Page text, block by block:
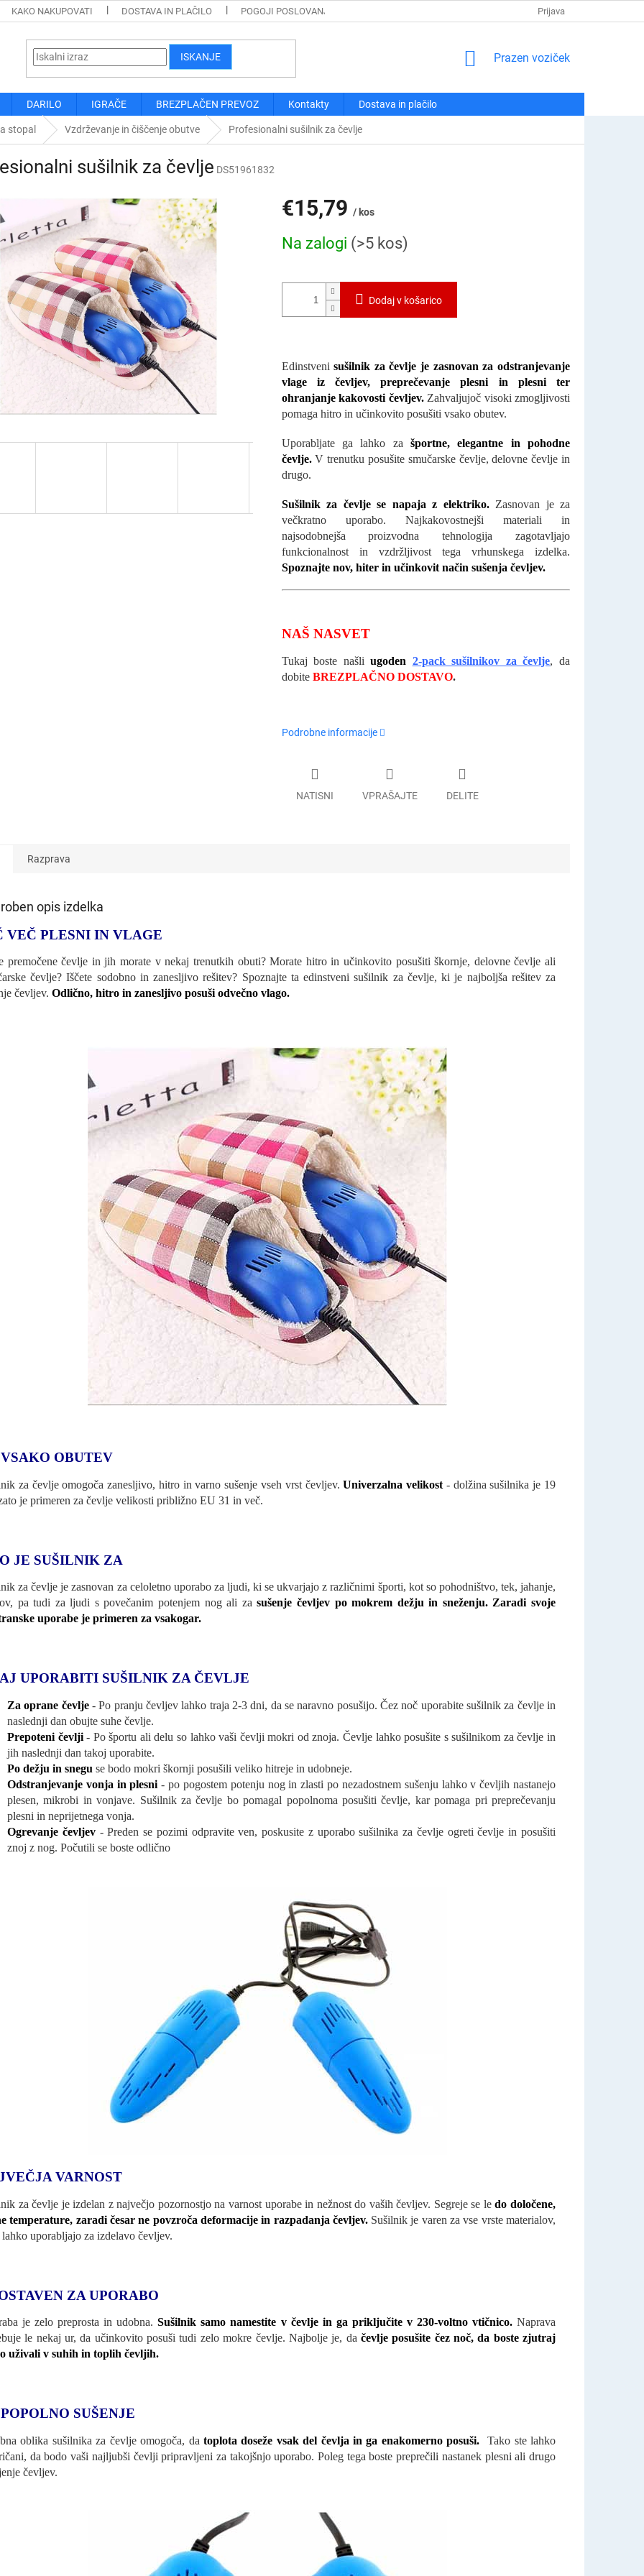
KAKO NAKUPOVATI DOSTAVA IN PLAČILO POGOJI POSLOVANJA REKLAMACIJE IN VRAČILA
Prijava
ISKANJE
NAKUPOVALNI
Prazen voziček
DARILO IGRAČE BREZPLAČEN PREVOZ Kontakty Dostava in plačilo
stopal Vzdrževanje in čiščenje obutve Profesionalni sušilnik za čevlje
sušilnik za čevlje DS51961832
€15,79 / kos
mere:
Na zalogi (>5 kos)
Dodaj v košarico
Edinstvenisušilnik za čevlje je zasnovan za odstranjevanje
vlage iz čevljev, preprečevanje plesni in plesni ter
ohranjanje kakovosti čevljev.Zahvaljujoč visoki zmogljivosti
pomaga hitro in učinkovito posušiti vsako obutev.
Uporabljate ga lahko za športne, elegantne in pohodne
čevlje. V trenutku posušite smučarske čevlje, delovne čevlje in
drugo.
Sušilnik za čevlje se napaja z elektriko.Zasnovan je za
večkratno uporabo. Najkakovostnejši materiali in
najsodobnejša proizvodna tehnologija zagotavljajo
funkcionalnost in vzdržljivost tega vrhunskega izdelka.
Spoznajte nov, hiter in učinkovit način sušenja čevljev.
NAŠ NASVET
Tukaj boste našliugoden 2-pack sušilnikov začevlje, da
dobite BREZPLAČNO DOSTAVO.
Podrobne informacije
NATISNI VPRAŠAJTE DELITE
Razprava
opis izdelka
VEČ PLESNI IN VLAGE
premočene čevlje in jih morate v nekaj trenutkih obuti? Morate hitro in učinkovito posušiti škornje, delovne čevlje ali
čevlje? Iščete sodobno in zanesljivo rešitev? Spoznajte ta edinstveni sušilnik za čevlje, ki je najboljša rešitev za
čevljev. Odlično, hitro in zanesljivo posuši odvečno vlago.
OBUTEV
za čevlje omogoča zanesljivo, hitro in varno sušenje vseh vrst čevljev.Univerzalna velikost - dolžina sušilnika je 19
je primeren za čevlje velikosti približno EU 31 in več.
JE SUŠILNIK ZA
za čevlje je zasnovan za celoletno uporabo za ljudi, ki se ukvarjajo z različnimi športi, kot so pohodništvo, tek, jahanje,
pa tudi za ljudi s povečanim potenjem nog ali zasušenje čevljev po mokrem dežju in sneženju. Zaradi svoje
uporabe je primeren za vsakogar.
UPORABITI SUŠILNIK ZA ČEVLJE
Za oprane čevlje - Po pranju čevljev lahko traja 2-3 dni, da se naravno posušijo. Čez noč uporabite sušilnik za čevlje in
naslednji dan obujte suhe čevlje.
Prepoteni čevlji - Po športu ali delu so lahko vaši čevlji mokri od znoja. Čevlje lahko posušite s sušilnikom za čevlje in
jih naslednji dan takoj uporabite.
Po dežju in snegu se bodo mokri škornji posušili veliko hitreje in udobneje.
Odstranjevanje vonja in plesni- po pogostem potenju nog in zlasti po nezadostnem sušenju lahko v čevljih nastanejo
plesen, mikrobi in vonjave. Sušilnik za čevlje bo pomagal popolnoma posušiti čevlje, kar pomaga pri preprečevanju
plesni in neprijetnega vonja.
Ogrevanje čevljev - Preden se pozimi odpravite ven, poskusite z uporabo sušilnika za čevlje ogreti čevlje in posušiti
znoj z nog. Počutili se boste odlično
VARNOST
za čevlje je izdelan z največjo pozornostjo na varnost uporabe in nežnost do vaših čevljev. Segreje se ledo določene,
temperature, zaradi česar ne povzroča deformacije in razpadanja čevljev.Sušilnik je varen za vse vrste materialov,
lahko uporabljajo za izdelavo čevljev.
ZA UPORABO
je zelo preprosta in udobna.Sušilnik samo namestite v čevlje in ga priključite v 230-voltno vtičnico. Naprava
le nekaj ur, da učinkovito posuši tudi zelo mokre čevlje. Najbolje je, da čevlje posušite čez noč, da boste zjutraj
uživali v suhih in toplih čevljih.
SUŠENJE
oblika sušilnika za čevlje omogoča, da toplota doseže vsak del čevlja in ga enakomerno posuši.
Tako ste lahko
da bodo vaši najljubši čevlji pripravljeni za takojšnjo uporabo. Poleg tega boste preprečili nastanek plesni ali drugo
čevljev.